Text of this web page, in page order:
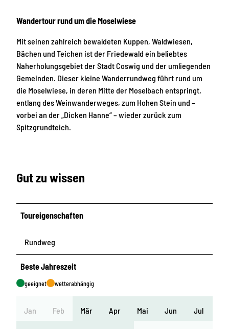
Wandertour rund um die Moselwiese
Mit seinen zahlreich bewaldeten Kuppen, Waldwiesen,
Bächen und Teichen ist der Friedewald ein beliebtes
Naherholungsgebiet der Stadt Coswig und der umliegenden
Gemeinden. Dieser kleine Wanderrundweg führt rund um
die Moselwiese, in deren Mitte der Moselbach entspringt,
entlang des Weinwanderweges, zum Hohen Stein und –
vorbei an der „Dicken Hanne“ – wieder zurück zum
Spitzgrundteich.
Gut zu wissen
Toureigenschaften
Rundweg
Beste Jahreszeit
geeignet wetterabhängig
Jan Feb Mär Apr Mai Jun Jul